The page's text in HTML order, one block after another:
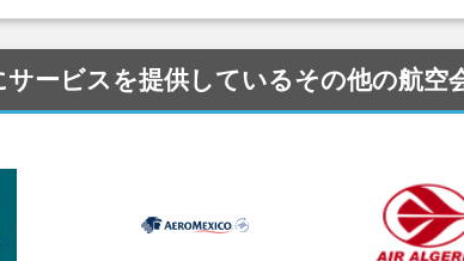
ービスを提供しているその他の航空